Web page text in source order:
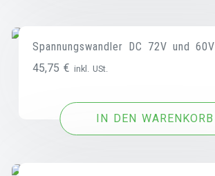
Spannungswandler DC 72V und
45,75€ inkl. USt.
IN DEN WARENKORB